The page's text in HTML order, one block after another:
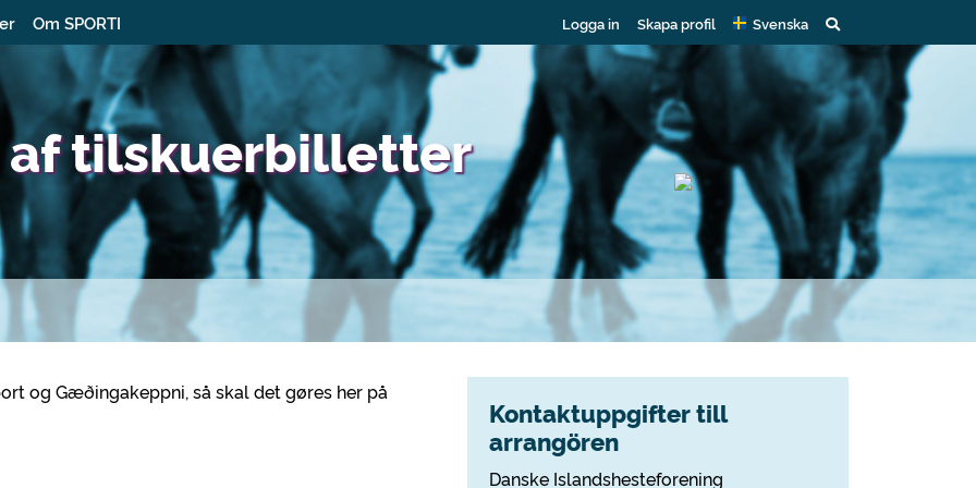
Om SPORTI Logga in Skapa profil Svenska
af tilskuerbilletter
og Gæðingakeppni, så skal det gøres her på
Kontaktuppgifter till
arrangören
Danske Islandshesteforening